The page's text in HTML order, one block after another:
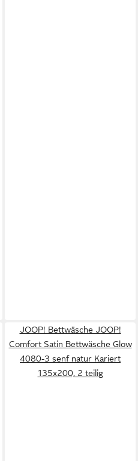
JOOP! Bettwäsche JOOP!
Comfort Satin Bettwäsche Glow
4080-3 senf natur Kariert
135x200, 2 teilig